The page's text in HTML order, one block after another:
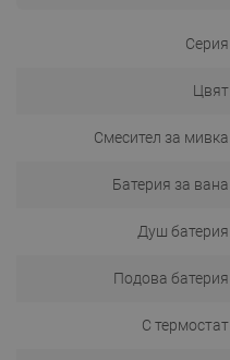
Серия
Цвят
Смесител за мивка
Батерия за вана
Душ батерия
Подова батерия
С термостат